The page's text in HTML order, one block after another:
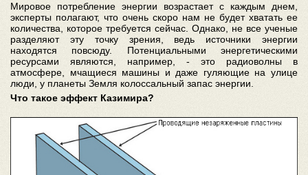
Мировое потребление энергии возрастает с каждым днем,
эксперты полагают, что очень скоро нам не будет хватать ее
количества, которое требуется сейчас. Однако, не все ученые
разделяют эту точку зрения, ведь источники энергии
находятся повсюду. Потенциальными энергетическими
ресурсами являются, например, - это радиоволны в
атмосфере, мчащиеся машины и даже гуляющие на улице
люди, у планеты Земля колоссальный запас энергии.
Что такое эффект Казимира?